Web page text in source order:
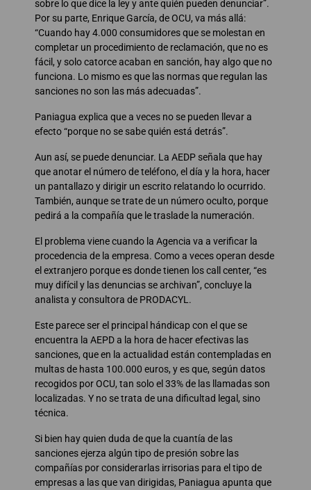
sobre lo que dice la ley y ante quién pueden denunciar”.
Por su parte, Enrique García, de OCU, va más allá:
“Cuando hay 4.000 consumidores que se molestan en
completar un procedimiento de reclamación, que no es
fácil, y solo catorce acaban en sanción, hay algo que no
funciona. Lo mismo es que las normas que regulan las
sanciones no son las más adecuadas”.
Paniagua explica que a veces no se pueden llevar a
efecto “porque no se sabe quién está detrás”.
Aun así, se puede denunciar. La AEDP señala que hay
que anotar el número de teléfono, el día y la hora, hacer
un pantallazo y dirigir un escrito relatando lo ocurrido.
También, aunque se trate de un número oculto, porque
pedirá a la compañía que le traslade la numeración.
El problema viene cuando la Agencia va a verificar la
procedencia de la empresa. Como a veces operan desde
el extranjero porque es donde tienen los call center, “es
muy difícil y las denuncias se archivan”, concluye la
analista y consultora de PRODACYL.
Este parece ser el principal hándicap con el que se
encuentra la AEPD a la hora de hacer efectivas las
sanciones, que en la actualidad están contempladas en
multas de hasta 100.000 euros, y es que, según datos
recogidos por OCU, tan solo el 33% de las llamadas son
localizadas. Y no se trata de una dificultad legal, sino
técnica.
Si bien hay quien duda de que la cuantía de las
sanciones ejerza algún tipo de presión sobre las
compañías por considerarlas irrisorias para el tipo de
empresas a las que van dirigidas, Paniagua apunta que